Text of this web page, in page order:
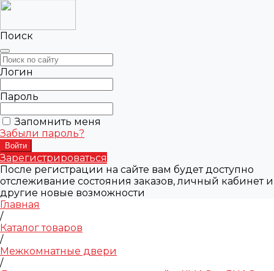
Поиск
Логин
Пароль
Запомнить меня
Забыли пароль?
Зарегистрироваться
После регистрации на сайте вам будет доступно
отслеживание состояния заказов, личный кабинет и
другие новые возможности
Главная
/
Каталог товаров
/
Межкомнатные двери
/